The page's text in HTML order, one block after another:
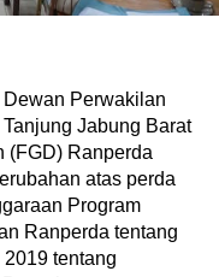
Perwakilan
Jabung Barat
(FGD) Ranperda
atas perda
Program
Ranperda tentang
tentang